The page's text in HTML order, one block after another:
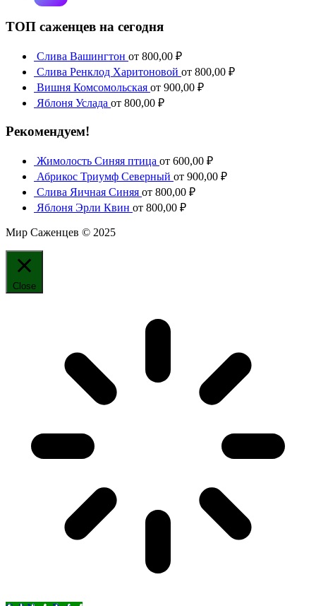
ТОП саженцев на сегодня
Слива Вашингтон от 800,00 ₽
Слива Ренклод Харитоновой от 800,00 ₽
Вишня Комсомольская от 900,00 ₽
Яблоня Услада от 800,00 ₽
Рекомендуем!
Жимолость Синяя птица от 600,00 ₽
Абрикос Триумф Северный от 900,00 ₽
Слива Яичная Синяя от 800,00 ₽
Яблоня Эрли Квин от 800,00 ₽
Мир Саженцев © 2025
Close